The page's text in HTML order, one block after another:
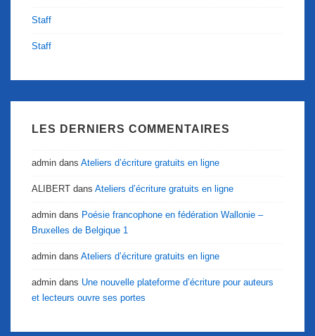
Staff
Staff
LES DERNIERS COMMENTAIRES
admin dans Ateliers d’écriture gratuits en ligne
ALIBERT dans Ateliers d’écriture gratuits en ligne
admin dans Poésie francophone en fédération Wallonie –
Bruxelles de Belgique 1
admin dans Ateliers d’écriture gratuits en ligne
admin dans Une nouvelle plateforme d’écriture pour auteurs
et lecteurs ouvre ses portes